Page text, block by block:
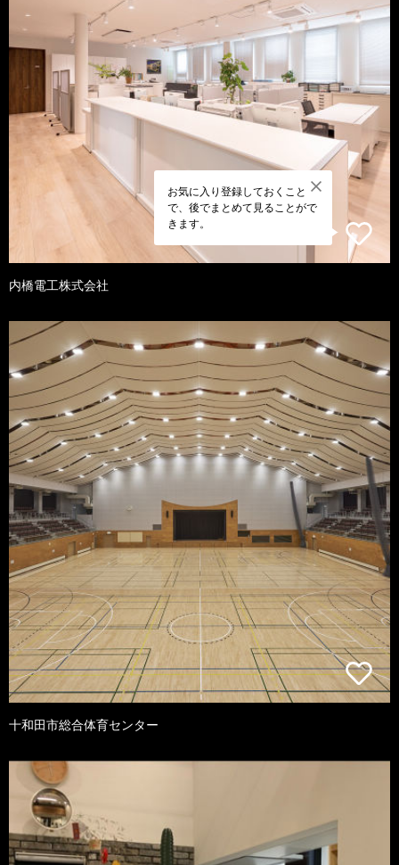
お気に入り登録しておくこと
で、後でまとめて見ることがで
きます。
内橋電工株式会社
十和田市総合体育センター